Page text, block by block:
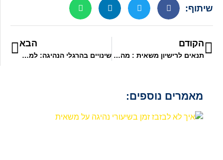
שיתוף:
הקודם
תנאים לרישיון משאית : מה צריך כדי להוציא רישיון C1?
הבא
שינויים בהרגלי הנהיגה: למה שיעורי נהיגה על משאית כל כך חשובים לרישיון נהיגה C1?
מאמרים נוספים: